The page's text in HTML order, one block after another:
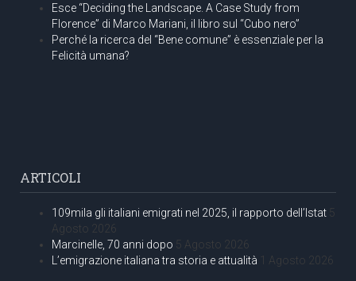
Esce “Deciding the Landscape. A Case Study from
Florence” di Marco Mariani, il libro sul “Cubo nero”
Perché la ricerca del “Bene comune” è essenziale per la
Felicità umana?
ARTICOLI
109mila gli italiani emigrati nel 2025, il rapporto dell’Istat 5
Agosto 2026
Marcinelle, 70 anni dopo 5 Agosto 2026
L’emigrazione italiana tra storia e attualità 1 Agosto 2026